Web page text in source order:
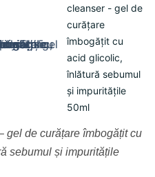
cleanser - gel de
curățare
îmbogățit cu
acid glicolic,
înlătură sebumul
și impuritățile
50ml
gel de curățare îmbogățit cu
sebumul și impuritățile